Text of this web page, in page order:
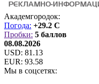
Академгородок:
Погода: +29.2 C
Пробки: 5 баллов
08.08.2026
USD: 81.13
EUR: 93.58
Мы в соцсетях: